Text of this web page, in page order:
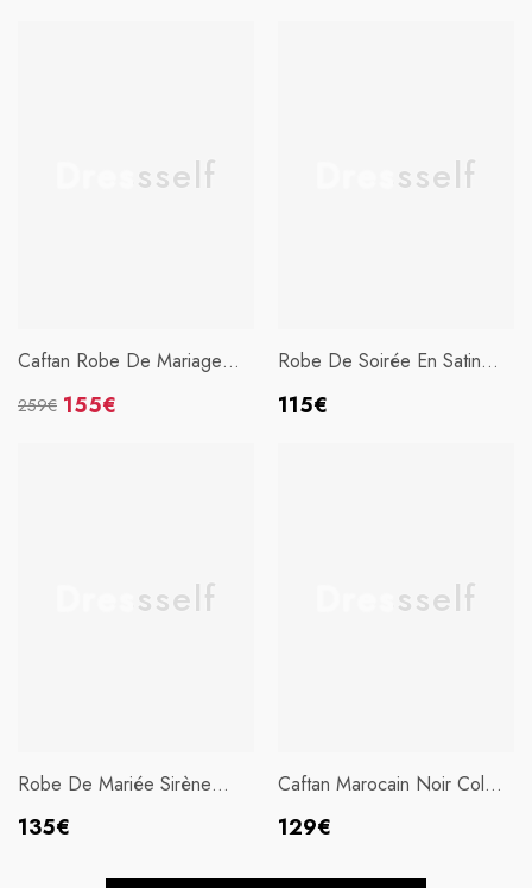
Dressself
Caftan Robe De Mariage
Blanche
259€ 155€
Dressself
Robe De Soirée En Satin
Rouge À Manches
Bouffantes
Prix
115€
Dressself
Robe De Mariée Sirène
Blanc
Prix
135€
Dressself
Caftan Marocain Noir Col
Haut(Pantalon Non Inclus)
Prix
129€